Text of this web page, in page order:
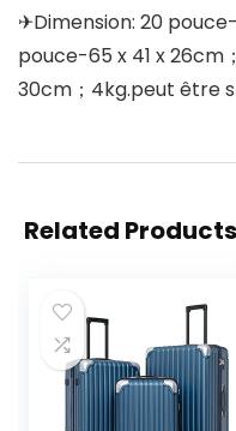
✈Dimension: 20
pouce-65 x 41 x 26cm
30cm；4kg.peut être
Related Products